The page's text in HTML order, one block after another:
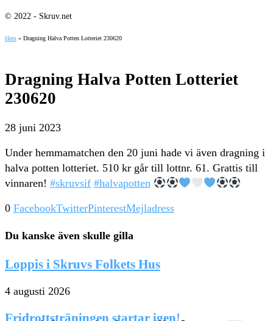
© 2022 - Skruv.net
Hem » Dragning Halva Potten Lotteriet 230620
Dragning Halva Potten Lotteriet
230620
28 juni 2023
Under hemmamatchen den 20 juni hade vi även dragning i
halva potten lotteriet. 510 kr går till lottnr. 61. Grattis till
vinnaren! #skruvsif #halvapotten
0 FacebookTwitterPinterestMejladress
Du kanske även skulle gilla
Loppis i Skruvs Folkets Hus
4 augusti 2026
Fridrottsträningen startar igen!